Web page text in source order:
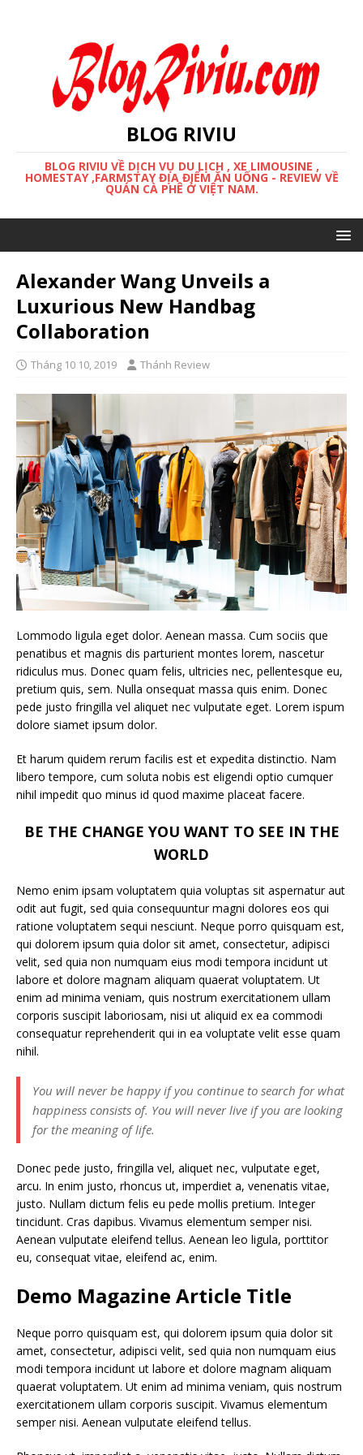
BLOG RIVIU
BLOG RIVIU VỀ DỊCH VỤ DU LỊCH , XE LIMOUSINE ,
HOMESTAY ,FARMSTAY ĐỊA ĐIỂM ĂN UỐNG - REVIEW VỀ
QUÁN CÀ PHÊ Ở VIỆT NAM.
Alexander Wang Unveils a
Luxurious New Handbag
Collaboration
Tháng 10 10, 2019 Thánh Review
Lommodo ligula eget dolor. Aenean massa. Cum sociis que
penatibus et magnis dis parturient montes lorem, nascetur
ridiculus mus. Donec quam felis, ultricies nec, pellentesque eu,
pretium quis, sem. Nulla onsequat massa quis enim. Donec
pede justo fringilla vel aliquet nec vulputate eget. Lorem ispum
dolore siamet ipsum dolor.
Et harum quidem rerum facilis est et expedita distinctio. Nam
libero tempore, cum soluta nobis est eligendi optio cumquer
nihil impedit quo minus id quod maxime placeat facere.
BE THE CHANGE YOU WANT TO SEE IN THE
WORLD
Nemo enim ipsam voluptatem quia voluptas sit aspernatur aut
odit aut fugit, sed quia consequuntur magni dolores eos qui
ratione voluptatem sequi nesciunt. Neque porro quisquam est,
qui dolorem ipsum quia dolor sit amet, consectetur, adipisci
velit, sed quia non numquam eius modi tempora incidunt ut
labore et dolore magnam aliquam quaerat voluptatem. Ut
enim ad minima veniam, quis nostrum exercitationem ullam
corporis suscipit laboriosam, nisi ut aliquid ex ea commodi
consequatur reprehenderit qui in ea voluptate velit esse quam
nihil.
You will never be happy if you continue to search for what
happiness consists of. You will never live if you are looking
for the meaning of life.
Donec pede justo, fringilla vel, aliquet nec, vulputate eget,
arcu. In enim justo, rhoncus ut, imperdiet a, venenatis vitae,
justo. Nullam dictum felis eu pede mollis pretium. Integer
tincidunt. Cras dapibus. Vivamus elementum semper nisi.
Aenean vulputate eleifend tellus. Aenean leo ligula, porttitor
eu, consequat vitae, eleifend ac, enim.
Demo Magazine Article Title
Neque porro quisquam est, qui dolorem ipsum quia dolor sit
amet, consectetur, adipisci velit, sed quia non numquam eius
modi tempora incidunt ut labore et dolore magnam aliquam
quaerat voluptatem. Ut enim ad minima veniam, quis nostrum
exercitationem ullam corporis suscipit. Vivamus elementum
semper nisi. Aenean vulputate eleifend tellus.